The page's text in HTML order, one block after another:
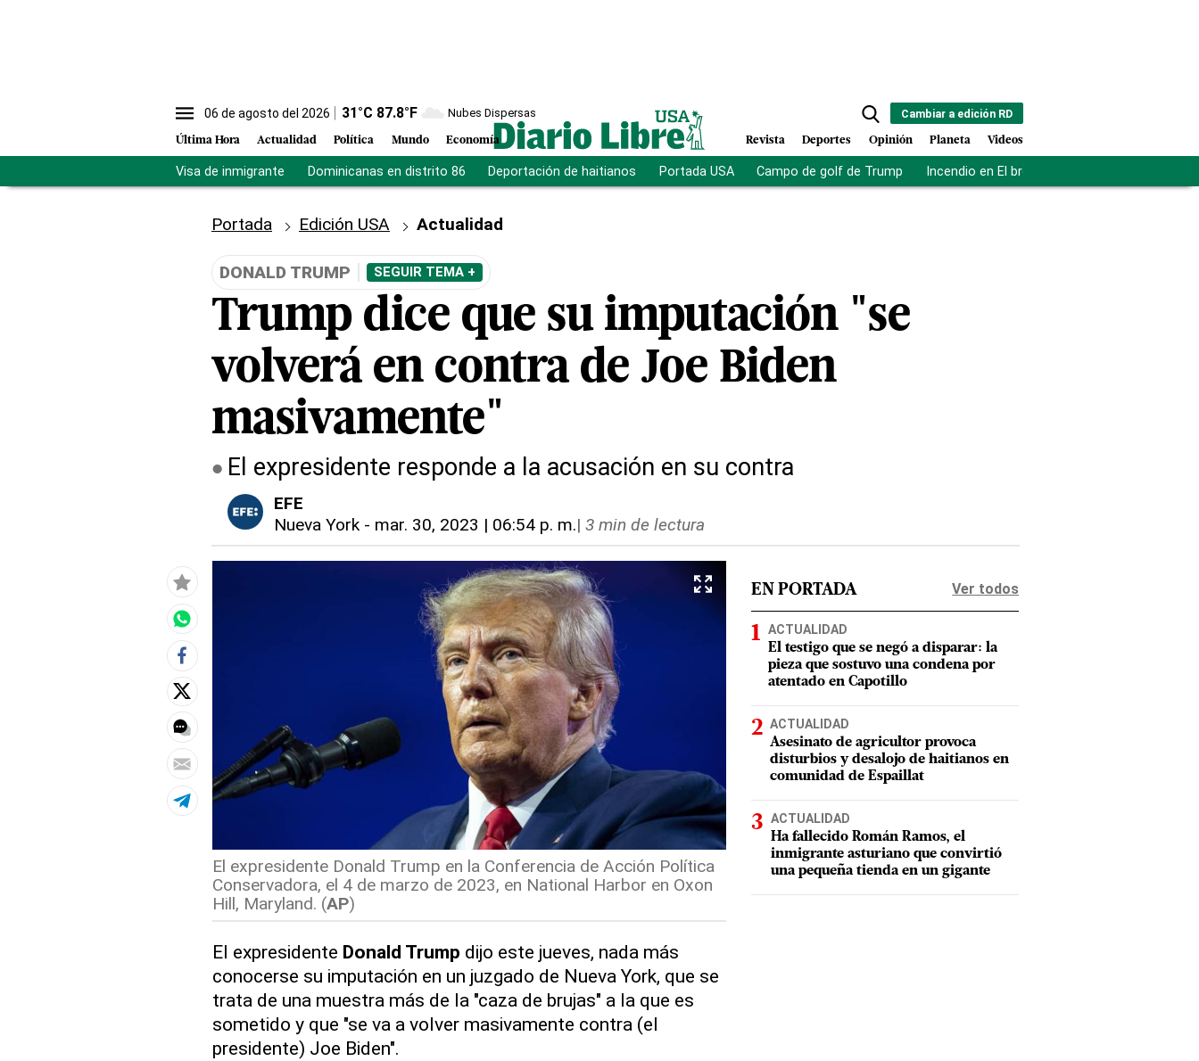
06 de agosto del 2026 31 °C 87.8°F Nubes Dispersas
Última Hora Actualidad Política Mundo Economía
Cambiar a edición RD
Revista Deportes Opinión Planeta Videos
Visa de inmigrante Dominicanas en distrito 86 Deportación de haitianos Portada USA Campo de golf de Trump Incendio en El bronx
Portada Edición USA Actualidad
DONALD TRUMP SEGUIR TEMA +
Trump dice que su imputación "se
volverá en contra de Joe Biden
masivamente"
El expresidente responde a la acusación en su contra
EFE
Nueva York- mar. 30, 2023 | 06:54 p. m.| 3 min de lectura
El expresidente Donald Trump en la Conferencia de Acción Política
Conservadora, el 4 de marzo de 2023, en National Harbor en Oxon
Hill, Maryland. (AP)
El expresidente Donald Trump dijo este jueves, nada más
conocerse su imputación en un juzgado de Nueva York, que se
trata de una muestra más de la "caza de brujas" a la que es
sometido y que "se va a volver masivamente contra (el
presidente) Joe Biden".
EN PORTADA Ver todos
ACTUALIDAD
El testigo que se negó a disparar: la
pieza que sostuvo una condena por
atentado en Capotillo
ACTUALIDAD
Asesinato de agricultor provoca
disturbios y desalojo de haitianos en
comunidad de Espaillat
ACTUALIDAD
Ha fallecido Román Ramos, el
inmigrante asturiano que convirtió
una pequeña tienda en un gigante